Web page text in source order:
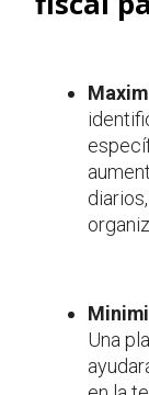
Una